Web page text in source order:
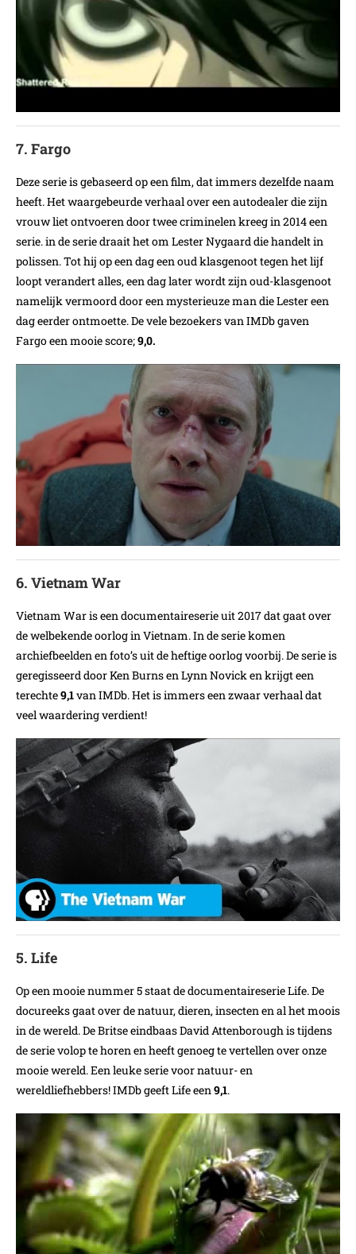
7. Fargo
Deze serie is gebaseerd op een film, dat immers dezelfde naam
heeft. Het waargebeurde verhaal over een autodealer die zijn
vrouw liet ontvoeren door twee criminelen kreeg in 2014 een
serie. in de serie draait het om Lester Nygaard die handelt in
polissen. Tot hij op een dag een oud klasgenoot tegen het lijf
loopt verandert alles, een dag later wordt zijn oud-klasgenoot
namelijk vermoord door een mysterieuze man die Lester een
dag eerder ontmoette. De vele bezoekers van IMDb gaven
Fargo een mooie score;9,0.
6. Vietnam War
Vietnam War is een documentaireserie uit 2017 dat gaat over
de welbekende oorlog in Vietnam. In de serie komen
archiefbeelden en foto’s uit de heftige oorlog voorbij. De serie is
geregisseerd door Ken Burns en Lynn Novick en krijgt een
terechte9,1van IMDb. Het is immers een zwaar verhaal dat
veel waardering verdient!
5. Life
Op een mooie nummer 5 staat de documentaireserie Life. De
docureeks gaat over de natuur, dieren, insecten en al het moois
in de wereld. De Britse eindbaas David Attenborough is tijdens
de serie volop te horen en heeft genoeg te vertellen over onze
mooie wereld. Een leuke serie voor natuur- en
wereldliefhebbers! IMDb geeft Life een 9,1.